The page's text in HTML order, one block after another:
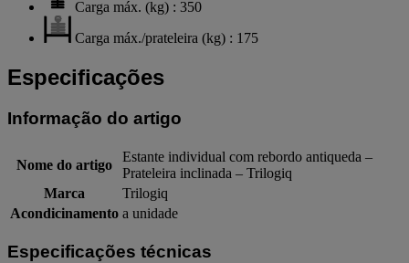
Carga máx. (kg) : 350
Carga máx./prateleira (kg) : 175
Especificações
Informação do artigo
Nome do artigo
Estante individual com rebordo antiqueda –
Prateleira inclinada – Trilogiq
Marca
Trilogiq
Acondicinamento a unidade
Especificações técnicas